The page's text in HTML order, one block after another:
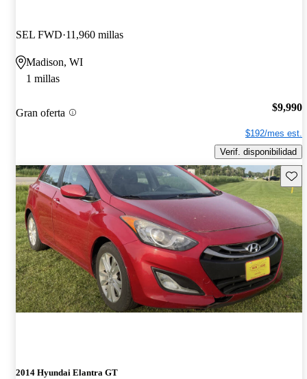
SEL FWD 11,960 millas
Madison, WI
1 millas
Gran oferta $9,990
$192/mes est.
Verif. disponibilidad
2014 Hyundai Elantra GT